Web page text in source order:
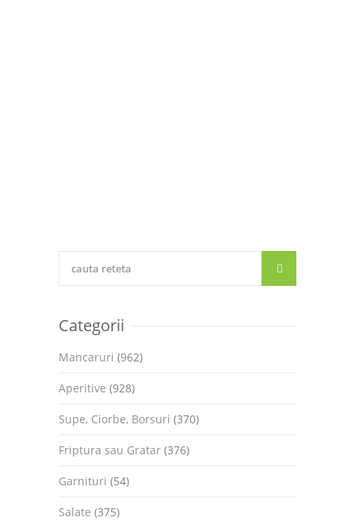
Categorii
Mancaruri (962)
Aperitive (928)
Supe, Ciorbe, Borsuri (370)
Friptura sau Gratar (376)
Garnituri (54)
Salate (375)